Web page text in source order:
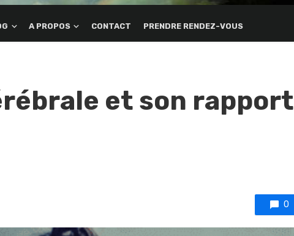
A PROPOS CONTACT PRENDRE RENDEZ-VOUS
et son rapport
0